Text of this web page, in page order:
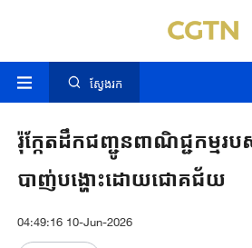
ស្វែងរក
រ៉ុក្កែតដឹកជញ្ជូន​ពាណិជ្ជកម្ម​រ
បាញ់​បង្ហោះ​ដោយ​ជោគជ័យ​
04:49:16 10-Jun-2026